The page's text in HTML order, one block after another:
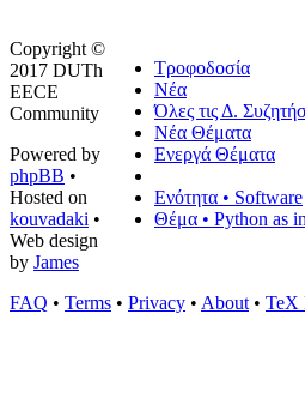
Τροφοδοσία
Νέα
Όλες τις Δ.
Νέα Θέματα
Ενεργά Θέματα
Ενότητα • Software
Θέμα • Python as
Copyright ©
2017 DUTh
EECE
Community
Powered by
phpBB •
Hosted on
kouvadaki •
Web design
by James
FAQ • Terms • Privacy • About • TeX